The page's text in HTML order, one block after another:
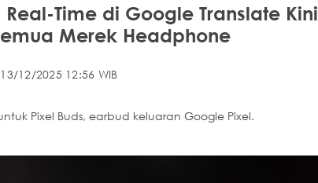
Time di Google Translate Kini
Merek Headphone
13/12/2025 12:56 WIB
Pixel Buds, earbud keluaran Google Pixel.